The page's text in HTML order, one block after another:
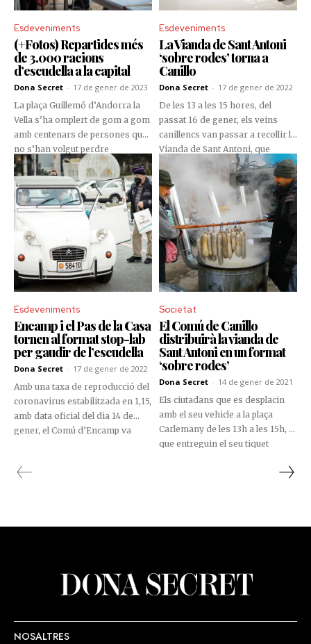
Esdeveniments
(+Fotos) Repartides més
de 3.000 racions
d’escudella a la capital
Dona Secret - 17 de gener de 2023
La plaça Guillemó d’Andorra la
Vella s’ha omplert de gom a gom
amb centenars de persones que
no s’han volgut perdre
l’oportunitat de degustar un plat
d’escudella enmig d’un dia molt
fred.
Esdeveniments
La Vianda de Sant Antoni
‘sobre rodes’ torna a
Canillo
Dona Secret - 17 de gener de 2022
De les 13 a les 15 hores, del
passat 16 de gener, els veins
canillencs van passar a recollir la
Vianda de Sant Antoni, que
enguany va tornar a ser ‘sobre
rodes’ com a mesura per reduir
l’impacte de la pandèmia de la
Covid-19.
Esdeveniments
Encamp i el Pas de la Casa
tornen al format stop-lab
per gaudir de l’escudella
Dona Secret - 17 de gener de 2022
Amb una taxa de reproducció del
coronavirus estabilitzada en 1,15,
amb data oficial del dia 14 de
gener, el Comú d’Encamp va
lab per al repartiment de
Societat
El Comú de Canillo
distribuirà la vianda de
Sant Antoni en un format
‘sobre rodes’
Dona Secret - 14 de gener de 2021
Els ciutadans que es desplacin
amb el seu vehicle a la plaça
Carlemany de les 13h a les 15h, i
que entreguin el seu tiquet
Canillo o a l’Oficina de Turisme
NOSALTRES